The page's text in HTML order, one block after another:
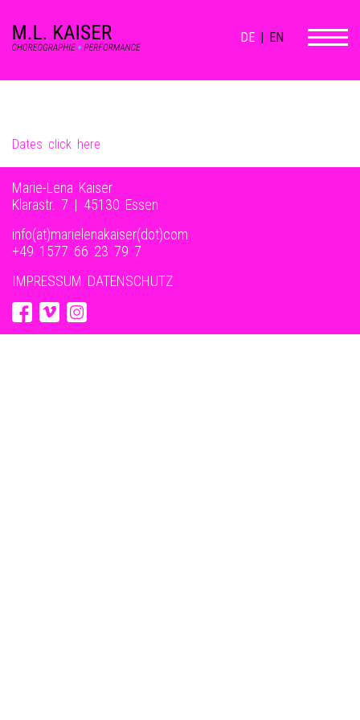
DE | EN
Dates click here
Marie-Lena Kaiser
Klarastr. 7 | 45130 Essen
info(at)marielenakaiser(dot)com
+49 1577 66 23 79 7‬
IMPRESSUM DATENSCHUTZ